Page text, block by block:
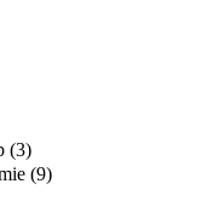
(3)
(9)